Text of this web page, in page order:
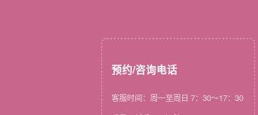
预约/咨询电话
客服时间：周一至周日 7：30～17：30